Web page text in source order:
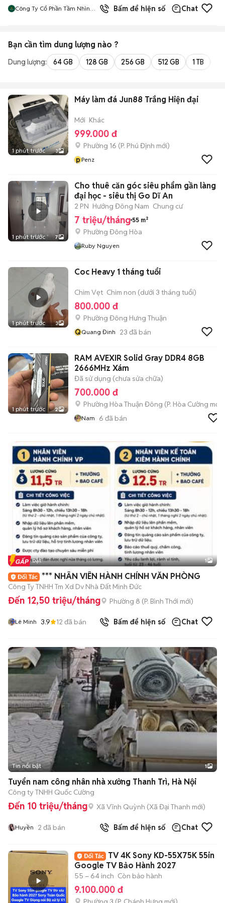
Công Ty Cổ Phần Tầm Nhìn
Bấm để hiện số Chat
Bạn cần tìm dung lượng nào ?
Dung lượng: 64 GB 128 GB 256 GB 512 GB 1 TB
1 phút trước 3
Máy làm đá Jun88 Trắng Hiện đại
Mới Khác
999.000 đ
Phường 16 (P. Phú Định mới)
pPenz
1 phút trước 7
Cho thuê căn góc siêu phẩm gần làng
đại học - siêu thị Go Dĩ An
2 PN Hướng Đông Nam Chung cư
7 triệu/tháng 55 m²
Phường Đông Hòa
Ruby Nguyen
1 phút trước 3
Coc Heavy 1 tháng tuổi
Chim Vẹt Chim non (dưới 3 tháng tuổi)
800.000 đ
Phường Đông Hưng Thuận
QQuang Đinh 23 đã bán
1 phút trước 2
RAM AVEXIR Solid Gray DDR4 8GB
2666MHz Xám
Đã sử dụng (chưa sửa chữa)
700.000 đ
Phường Hòa Thuận Đông (P. Hòa Cường mới)
Nam 6 đã bán
Tin nổi bật 1
*** NHÂN VIÊN HÀNH CHÍNH VĂN PHÒNG
Công Ty TNHH Tm Xd Dv Nhà Đất Minh Đức
Đến 12,50 triệu/tháng Phường 8 (P. Bình Thới mới)
Lê Minh 3.9 12 đã bán Bấm để hiện số Chat
Tin nổi bật 1
Tuyển nam công nhân nhà xưởng Thanh Trì, Hà Nội
Công ty TNHH Quốc Cường
Đến 10 triệu/tháng Xã Vĩnh Quỳnh (Xã Đại Thanh mới)
Huyền 2 đã bán Bấm để hiện số Chat
TV 4K Sony KD-55X75K 55in
Google TV Bảo Hành 2027
55 – 64 inch Còn bảo hành
9.100.000 đ